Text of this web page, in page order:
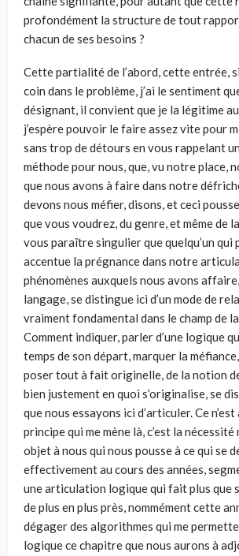
profondément la structure de tout
chacun de ses besoins ?
Cette partialité de l’abord, cette entrée,
coin dans le problème, j’ai le sentiment
désignant, il convient que je la légitime
j’espère pouvoir le faire assez vite pour
sans trop de détours en vous rappelant
méthode pour nous, que, vu notre place,
que nous avons à faire dans notre
devons nous méfier, disons, et ceci
que vous voudrez, du genre, et même de
vous paraître singulier que quelqu’un qui
accentue la prégnance dans notre
phénomènes auxquels nous avons
langage, se distingue ici d’un mode de
vraiment fondamental dans le champ de
Comment indiquer, parler d’une logique
temps de son départ, marquer la
poser tout à fait originelle, de la notion de
bien justement en quoi s’originalise, se
que nous essayons ici d’articuler. Ce
principe qui me mène là, c’est la
objet à nous qui nous pousse à ce qui se
effectivement au cours des années,
une articulation logique qui fait plus que
de plus en plus près, nommément cette
dégager des algorithmes qui me
logique ce chapitre que nous aurons à